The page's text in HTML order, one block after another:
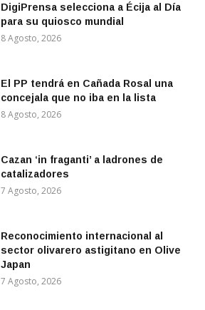
DigiPrensa selecciona a Écija al Día
para su quiosco mundial
8 Agosto, 2026
El PP tendrá en Cañada Rosal una
concejala que no iba en la lista
8 Agosto, 2026
Cazan ‘in fraganti’ a ladrones de
catalizadores
7 Agosto, 2026
Reconocimiento internacional al
sector olivarero astigitano en Olive
Japan
7 Agosto, 2026